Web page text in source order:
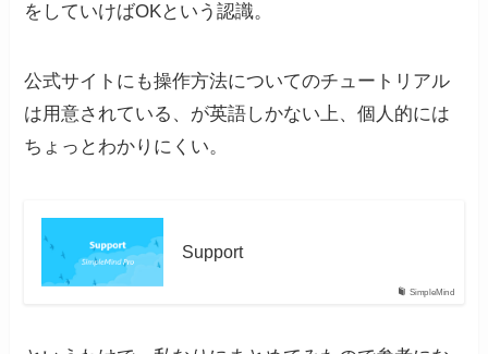
をしていけばOKという認識。
公式サイトにも操作方法についてのチュートリアル
は用意されている、が英語しかない上、個人的には
ちょっとわかりにくい。
SimpleMind
Support